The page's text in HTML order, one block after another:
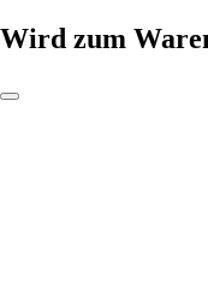
Wird zum